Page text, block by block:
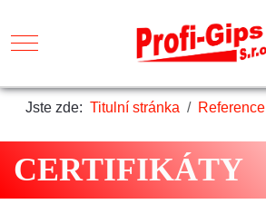
Mobile Menu Toggle
Jste zde: Titulní stránka Reference
CERTIFIKÁTY